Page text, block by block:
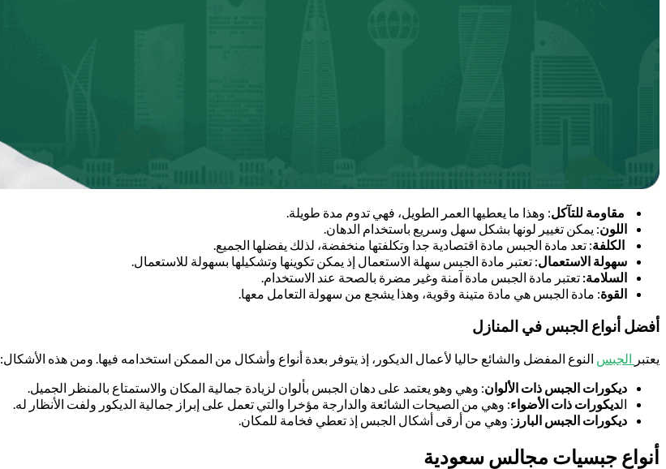
مقاومة للتآكل: وهذا ما يعطيها العمر الطويل، فهي تدوم مدة طويلة.
اللون: يمكن تغيير لونها بشكل سهل وسريع باستخدام الدهان.
الكلفة: تعد مادة الجبس مادة اقتصادية جدا وتكلفتها منخفضة، لذلك يفضلها الجميع.
سهولة الاستعمال: تعتبر مادة الجبس سهلة الاستعمال إذ يمكن تكوينها وتشكيلها بسهولة للاستعمال.
السلامة: تعتبر مادة الجبس مادة آمنة وغير مضرة بالصحة عند الاستخدام.
القوة: مادة الجبس هي مادة متينة وقوية، وهذا يشجع من سهولة التعامل معها.
أفضل أنواع الجبس في المنازل
يعتبر الجبس النوع المفضل والشائع حاليا لأعمال الديكور، إذ يتوفر بعدة أنواع وأشكال من الممكن استخدامه فيها. ومن هذه الأشكال:
ديكورات الجبس ذات الألوان: وهي وهو يعتمد على دهان الجبس بألوان لزيادة جمالية المكان والاستمتاع بالمنظر الجميل.
الديكورات ذات الأضواء: وهي من الصيحات الشائعة والدارجة مؤخرا والتي تعمل على إبراز جمالية الديكور ولفت الأنظار له.
ديكورات الجبس البارز : وهي من أرقى أشكال الجبس إذ تعطي فخامة للمكان.
أنواع جبسيات مجالس سعودية